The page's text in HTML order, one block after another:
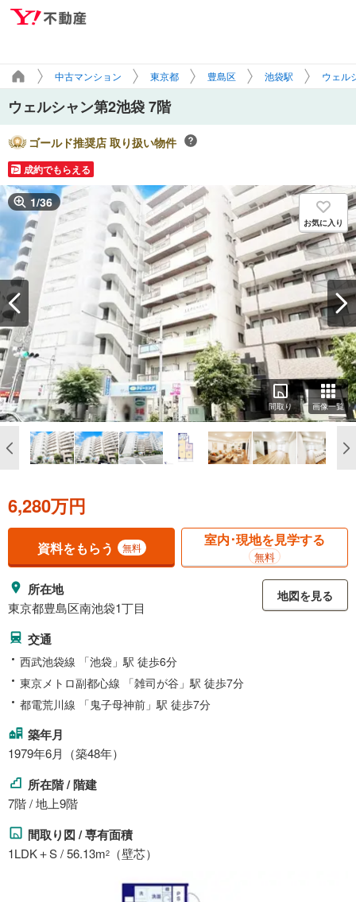
中古マンション 東京都 豊島区 池袋駅 ウェル
ウェルシャン第2池袋 7階
ゴールド推奨店 取り扱い物件
成約でもらえる
1/36
お気に入り
間取り 画像一覧
6,280万円
資料をもらう 無料 室内･現地を見学する
無料
所在地
東京都豊島区南池袋1丁目
地図を見る
交通
西武池袋線 「池袋」駅 徒歩6分
東京メトロ副都心線 「雑司が谷」駅 徒歩7分
都電荒川線 「鬼子母神前」駅 徒歩7分
築年月
1979年6月（築48年）
所在階 / 階建
7階 / 地上9階
間取り図 / 専有面積
1LDK＋S / 56.13m2 （壁芯）